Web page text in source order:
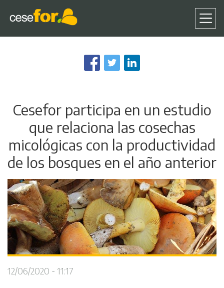
al
contenido
Cesefor participa en un estudio
que relaciona las cosechas
micológicas con la productividad
de los bosques en el año anterior
12/06/2020 - 11:17